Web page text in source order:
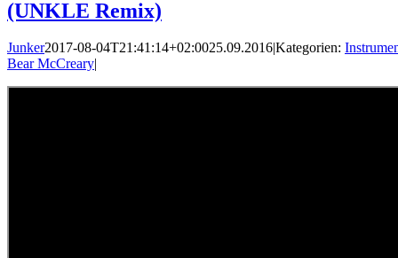
(UNKLE Remix)
Junker2017-08-04T21:41:14+02:0025.09.2016|Kategorien:
Bear McCreary|